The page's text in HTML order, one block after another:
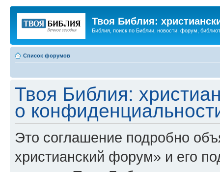
Твоя Библия:
Библия, поиск по Библии, новости, форум,
Список форумов
Твоя Библия:
о
Это соглашение подробно
христианский форум» и его